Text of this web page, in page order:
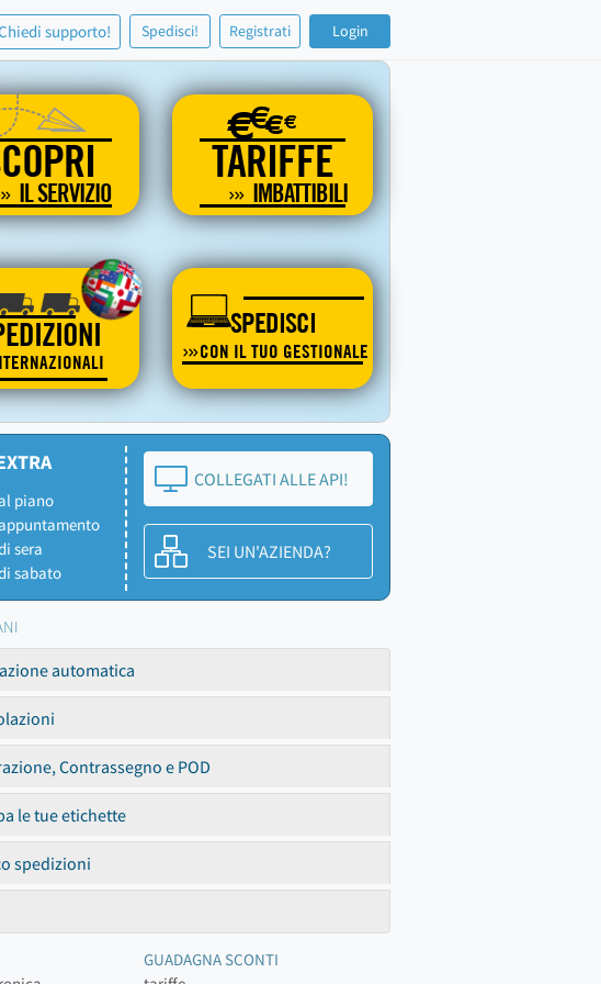
supporto! Spedisci! Registrati Login
IL SERVIZIO
€€€€
TARIFFE
IMBATTIBILI
SPEDISCI
CON IL TUO GESTIONALE
piano
sera
sabato
COLLEGATI ALLE API!
SEI UN'AZIENDA?
automatica
Contrassegno e POD
le tue etichette
spedizioni
GUADAGNA SCONTI